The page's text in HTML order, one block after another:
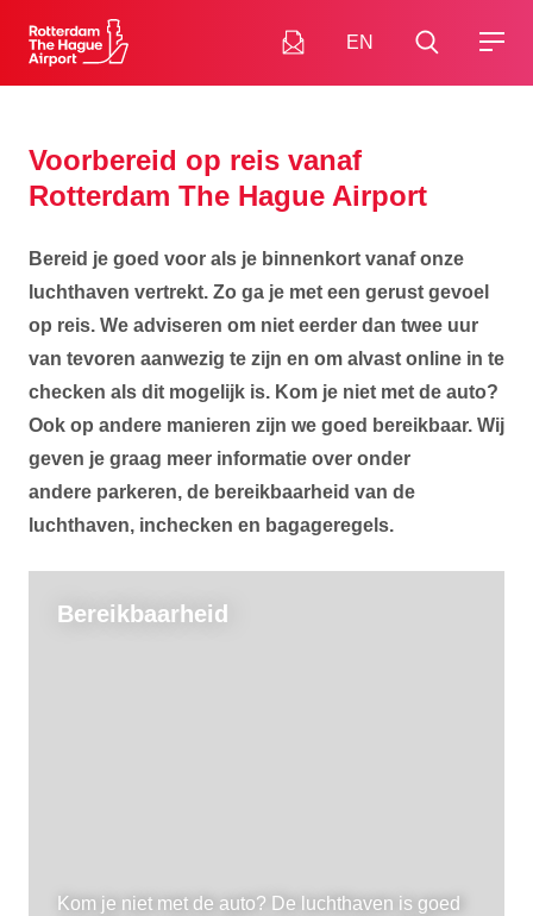
EN
Voorbereid op reis vanaf
Rotterdam The Hague Airport
Bereid je goed voor als je binnenkort vanaf onze
luchthaven vertrekt. Zo ga je met een gerust gevoel
op reis. We adviseren om niet eerder dan twee uur
van tevoren aanwezig te zijn en om alvast online in te
checken als dit mogelijk is. Kom je niet met de auto?
Ook op andere manieren zijn we goed bereikbaar. Wij
geven je graag meer informatie over onder
andere parkeren, de bereikbaarheid van de
luchthaven, inchecken en bagageregels.
Bereikbaar heid
Kom je niet met de auto? De luchthaven is goed